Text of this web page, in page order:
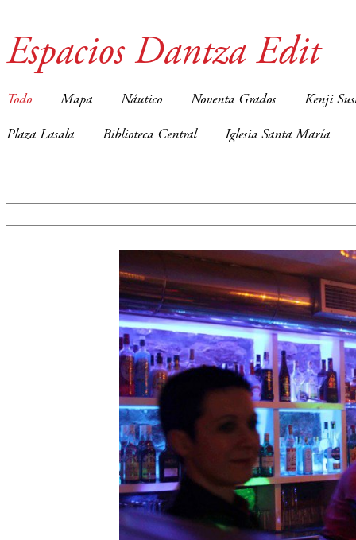
Espacios Dantza Edit
Todo Mapa Náutico Noventa Grados Kenji
Plaza Lasala Biblioteca Central Iglesia Santa María